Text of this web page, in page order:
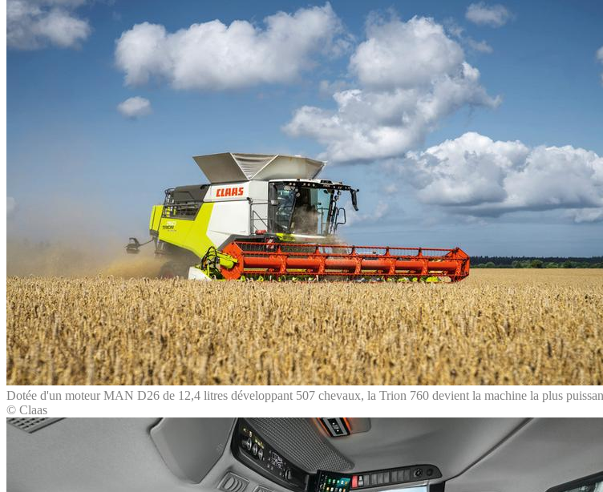
Dotée d'un moteur MAN D26 de 12,4 litres développant 507 chevaux, la Trion 760 devient la machine la plus
© Claas